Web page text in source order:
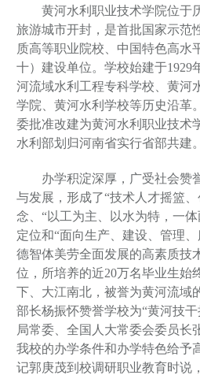
黄河水利职业技术学院位于
旅游城市开封，是首批国家示范
质高等职业院校、中国特色高水
十）建设单位。学校始建于1929
河流域水利工程专科学校、黄河
学院、黄河水利学校等历史沿革
委批准改建为黄河水利职业技术
水利部划归河南省实行省部共建。
办学积淀深厚，广受社会赞
与发展，形成了“技术人才摇篮
念、“以工为主、以水为特， 一体
定位和“面向生产、建设、管理
德智体美劳全面发展的高素质技
位，所培养的近20万名毕业生始
下、大江南北，被誉为黄河流域
部长杨振怀赞誉学校为“黄河技
局常委、全国人大常委会委员长
我校的办学条件和办学特色给予
记郭庚茂到校调研职业教育时说